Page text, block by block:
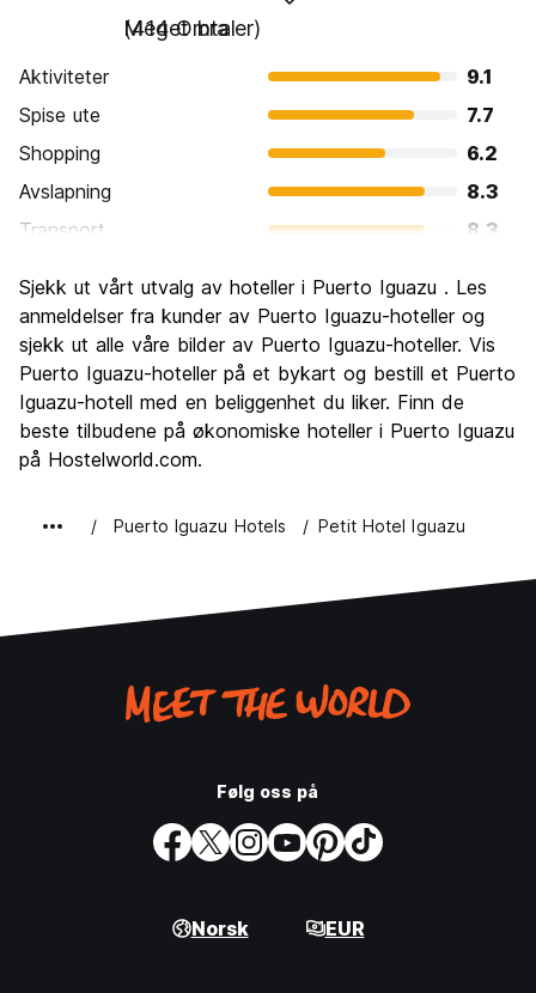
Meget bra
(414 Omtaler)
Aktiviteter
9.1
Spise ute
7.7
Shopping
6.2
Avslapning
8.3
Transport
8.3
Kultur
7.0
Feste
6.2
Verdi for pengene
7.6
Sjekk ut vårt utvalg av hoteller i Puerto Iguazu . Les
anmeldelser fra kunder av Puerto Iguazu-hoteller og
sjekk ut alle våre bilder av Puerto Iguazu-hoteller. Vis
Puerto Iguazu-hoteller på et bykart og bestill et Puerto
Iguazu-hotell med en beliggenhet du liker. Finn de
beste tilbudene på økonomiske hoteller i Puerto Iguazu
på Hostelworld.com.
Puerto Iguazu Hotels Petit Hotel Iguazu
Følg oss på
Norsk EUR